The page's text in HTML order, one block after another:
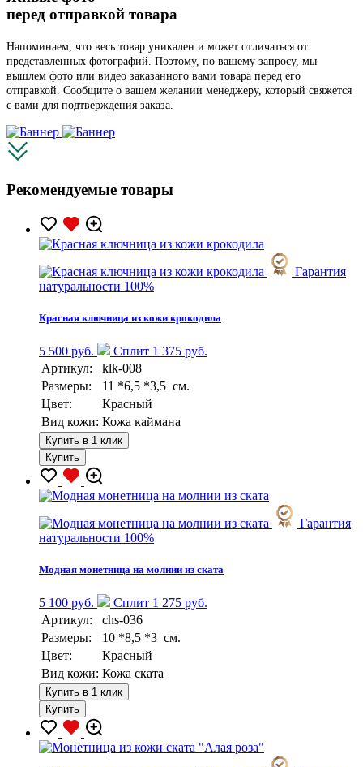
перед отправкой товара
Напоминаем, что весь товар уникален и может отличаться от
представленных фотографий. Поэтому, по вашему запросу, мы
вышлем фото или видео заказанного вами товара перед его
отправкой. Сообщите о вашем желании менеджеру, который свяжется
с вами для подтверждения заказа.
Рекомендуемые товары
Гарантия
натуральности 100%
Красная ключница из кожи крокодила
5 500 руб.
Сплит 1 375 руб.
Артикул:
klk-008
Размеры:
11 *6,5 *3,5 см.
Цвет:
Красный
Вид кожи: Кожа каймана
Купить в 1 клик
Купить
Гарантия
натуральности 100%
Модная монетница на молнии из ската
5 100 руб.
Сплит 1 275 руб.
Артикул:
chs-036
Размеры:
10 *8,5 *3 см.
Цвет:
Красный
Вид кожи: Кожа ската
Купить в 1 клик
Купить